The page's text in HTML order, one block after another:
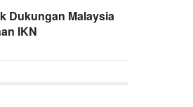
Dukungan Malaysia
IKN